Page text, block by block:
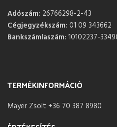
Adószám: 26766298-2-43
Cégjegyzékszám: 01 09 343662
Bankszámlaszám: 10102237-
TERMÉKINFORMÁCIÓ
Mayer Zsolt +36 70 387 8980